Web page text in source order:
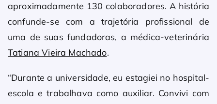
aproximadamente 130 colaboradores. A história
confunde-se com a trajetória profissional de
uma de suas fundadoras, a médica-veterinária
Tatiana Vieira Machado.
“Durante a universidade, eu estagiei no hospital-
escola e trabalhava como auxiliar. Convivi com